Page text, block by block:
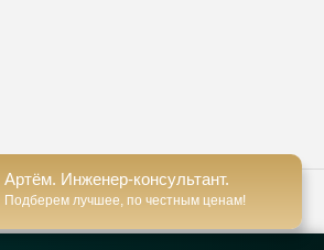
Артём. Инженер-консультант.
Подберем лучшее, по честным ценам!